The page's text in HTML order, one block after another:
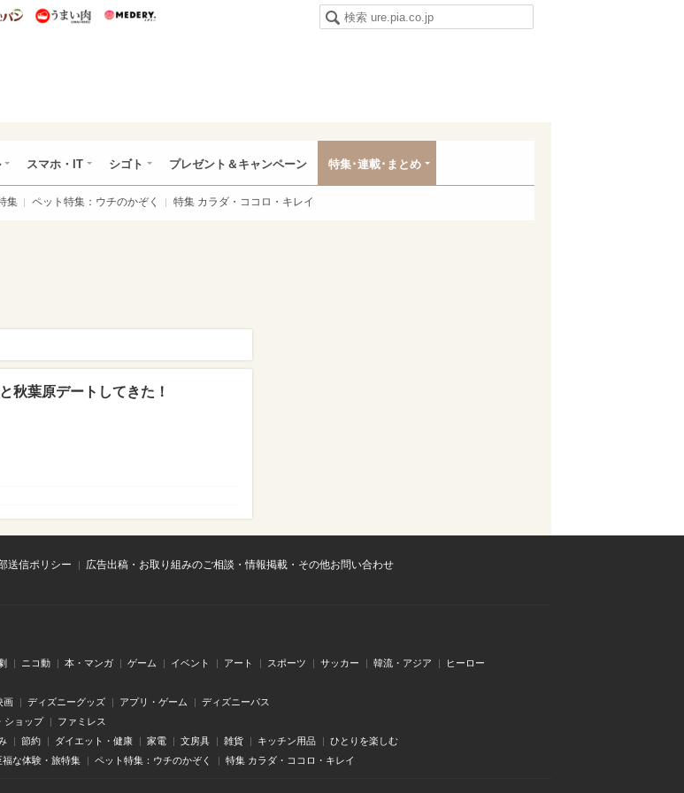
集し うまいパン うまい肉
スマホ・IT シゴト プレゼント＆キャンペーン 特集･連載･まとめ
集 ペット特集：ウチのかぞく 特集 カラダ・ココロ・キレイ
秋葉原デートしてきた！
送信ポリシー
広告出稿・お取り組みのご相談・情報掲載・その他お問い合わせ
ニコ動 本・マンガ ゲーム イベント アート スポーツ サッカー 韓流・アジア ヒーロー
画 ディズニーグッズ アプリ・ゲーム ディズニーパス
ショップ ファミレス
節約 ダイエット・健康 家電 文房具 雑貨 キッチン用品 ひとりを楽しむ
な体験・旅特集 ペット特集：ウチのかぞく 特集 カラダ・ココロ・キレイ